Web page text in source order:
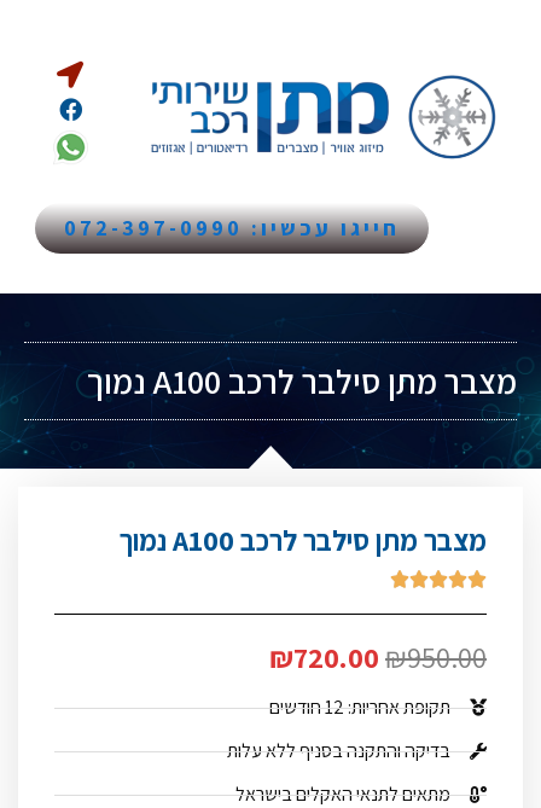
חייגו עכשיו: 072-397-0990
מצבר מתן סילבר לרכב A100 נמוך
מצבר מתן סילבר לרכב A100 נמוך





₪950.00
₪720.00
תקופת אחריות: 12 חודשים
בדיקה והתקנה בסניף ללא עלות
מתאים לתנאי האקלים בישראל